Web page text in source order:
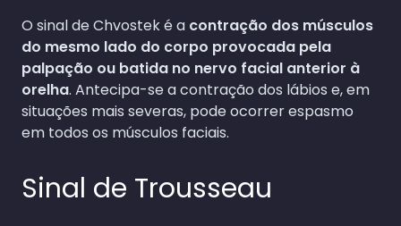
O sinal de Chvostek é a contração dos músculos
do mesmo lado do corpo provocada pela
palpação ou batida no nervo facial anterior à
orelha. Antecipa-se a contração dos lábios e, em
situações mais severas, pode ocorrer espasmo
em todos os músculos faciais.
Sinal de Trousseau